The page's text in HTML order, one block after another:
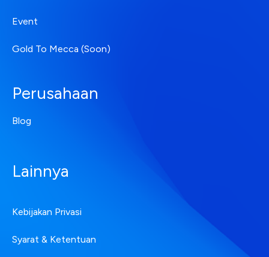
Event
Gold To Mecca (Soon)
Perusahaan
Blog
Lainnya
Kebijakan Privasi
Syarat & Ketentuan